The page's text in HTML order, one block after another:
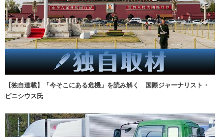
【独自連載】「今そこにある危機」を読み解く 国際ジャーナリスト・
ビニシウス氏